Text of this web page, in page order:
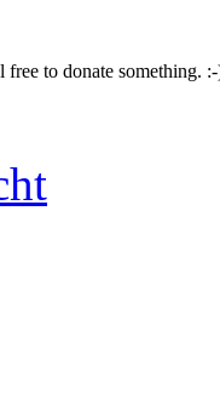
to donate something.